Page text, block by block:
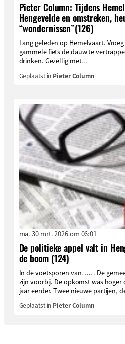
Pieter Column: Tijdens
Hengevelde en omstreken,
“wondernissen”(126)
Lang geleden op Hemelvaart.
gammele fiets de dauw te
drinken. Gezellig met...
Geplaatst in Pieter Column
ma. 30 mrt. 2026 om 06:01
De politieke appel valt in
de boom (124)
In de voetsporen van…… De
zijn voorbij. De opkomst was hoger
jaar eerder. Twee nieuwe partijen,
Geplaatst in Pieter Column